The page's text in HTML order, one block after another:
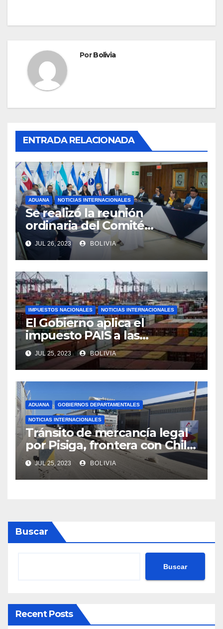
PorBolivia
ENTRADA RELACIONADA
ADUANA NOTICIAS INTERNACIONALES
Se realizó la reunión
ordinaria del Comité
Aduanero Centroamericano
JUL 26, 2023 BOLIVIA
IMPUESTOS NACIONALES NOTICIAS INTERNACIONALES
El Gobierno aplica el
impuesto PAIS a las
importaciones de algunos
bienes y servicios
JUL 25, 2023 BOLIVIA
ADUANA GOBIERNOS DEPARTAMENTALES
NOTICIAS INTERNACIONALES
Tránsito de mercancía legal
por Pisiga, frontera con Chile,
crece en 42% a junio de este
año
JUL 25, 2023 BOLIVIA
Buscar
Buscar
Recent Posts